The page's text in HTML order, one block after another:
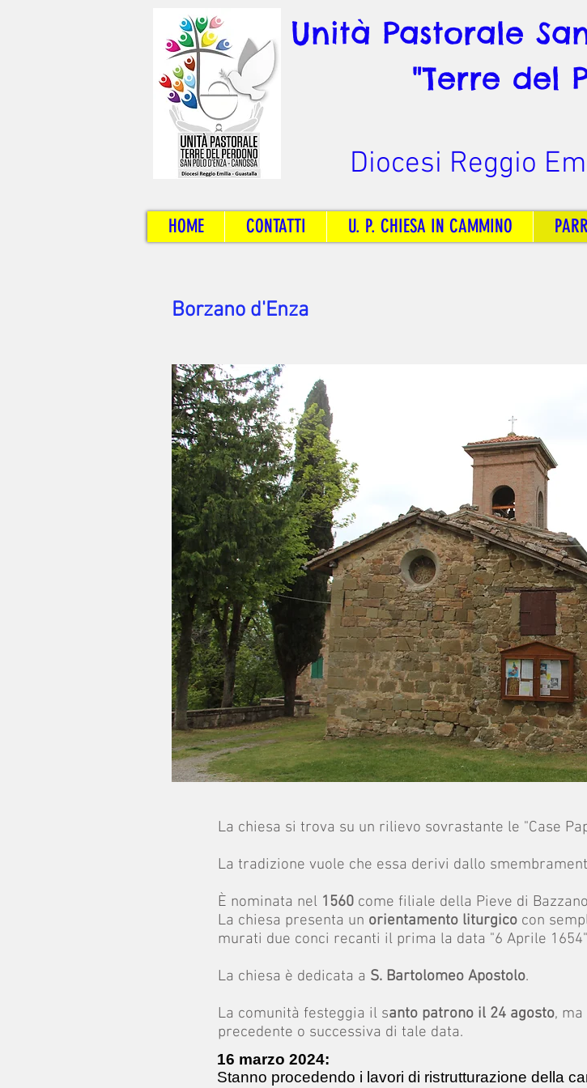
Unità Pastorale
"Terre del
Diocesi Reggio
HOME CONTATTI U. P. CHIESA IN CAMMINO
Borzano d'Enza
La chiesa si trova su un rilievo sovrastante le "Case
La tradizione vuole che essa derivi dallo
È nominata nel 1560 come filiale della Pieve di
La chiesa presenta un orientamento liturgico con
murati due conci recanti il prima la data "6 Aprile
La chiesa è dedicata a S. Bartolomeo Apostolo.
La comunità festeggia il santo patrono il 24 agosto,
precedente o successiva di tale data.
16 marzo 2024:
Stanno procedendo i lavori di ristrutturazione della